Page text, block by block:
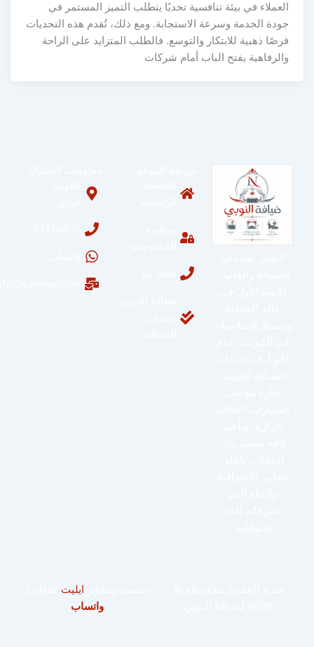
العملاء في بيئة تنافسية تحديًا يتطلب التميز المستمر في
جودة الخدمة وسرعة الاستجابة. ومع ذلك، تُقدم هذه التحديات
فرصًا ذهبية للابتكار والتوسع. فالطلب المتزايد على الراحة
والرفاهية يفتح الباب أمام شركات
الرئيسية
الخصوصية
اتصل بنا
خدمات
67748835
واتساب
info@valetkw.com
ايليتللتواصل
واتساب